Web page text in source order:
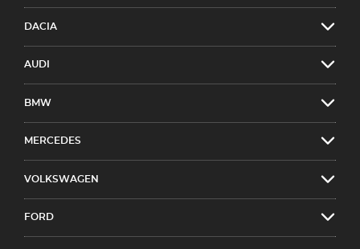
DACIA
AUDI
BMW
MERCEDES
VOLKSWAGEN
FORD